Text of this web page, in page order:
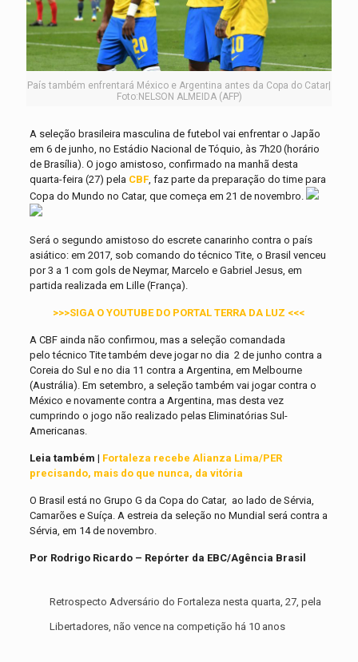
País também enfrentará México e Argentina antes da Copa do Catar|
Foto:NELSON ALMEIDA (AFP)
A seleção brasileira masculina de futebol vai enfrentar o Japão
em 6 de junho, no Estádio Nacional de Tóquio, às 7h20 (horário
de Brasília). O jogo amistoso, confirmado na manhã desta
quarta-feira (27) pela CBF, faz parte da preparação do time para
Copa do Mundo no Catar, que começa em 21 de novembro.
Será o segundo amistoso do escrete canarinho contra o país
asiático: em 2017, sob comando do técnico Tite, o Brasil venceu
por 3 a 1 com gols de Neymar, Marcelo e Gabriel Jesus, em
partida realizada em Lille (França).
>>>SIGA O YOUTUBE DO PORTAL TERRA DA LUZ <<<
A CBF ainda não confirmou, mas a seleção comandada
pelo técnico Tite também deve jogar no dia 2 de junho contra a
Coreia do Sul e no dia 11 contra a Argentina, em Melbourne
(Austrália). Em setembro, a seleção também vai jogar contra o
México e novamente contra a Argentina, mas desta vez
cumprindo o jogo não realizado pelas Eliminatórias Sul-
Americanas.
Leia também | Fortaleza recebe Alianza Lima/PER
precisando, mais do que nunca, da vitória
O Brasil está no Grupo G da Copa do Catar, ao lado de Sérvia,
Camarões e Suíça. A estreia da seleção no Mundial será contra a
Sérvia, em 14 de novembro.
Por Rodrigo Ricardo – Repórter da EBC/Agência Brasil
Retrospecto Adversário do Fortaleza nesta quarta, 27, pela
Libertadores, não vence na competição há 10 anos